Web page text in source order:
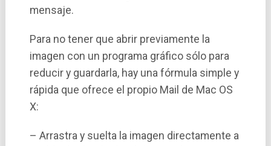
mensaje.
Para no tener que abrir previamente la
imagen con un programa gráfico sólo para
reducir y guardarla, hay una fórmula simple y
rápida que ofrece el propio Mail de Mac OS
X:
– Arrastra y suelta la imagen directamente a